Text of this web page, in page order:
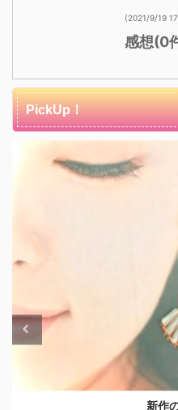
(2021/9/19
感想(0
PickUp！
新作